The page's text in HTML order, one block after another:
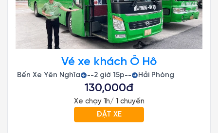
Vé xe khách Ô Hô
Bến Xe Yên Nghĩa --2 giờ 15p-- Hải Phòng
130,000đ
Xe chạy 1h/ 1 chuyến
ĐẶT XE